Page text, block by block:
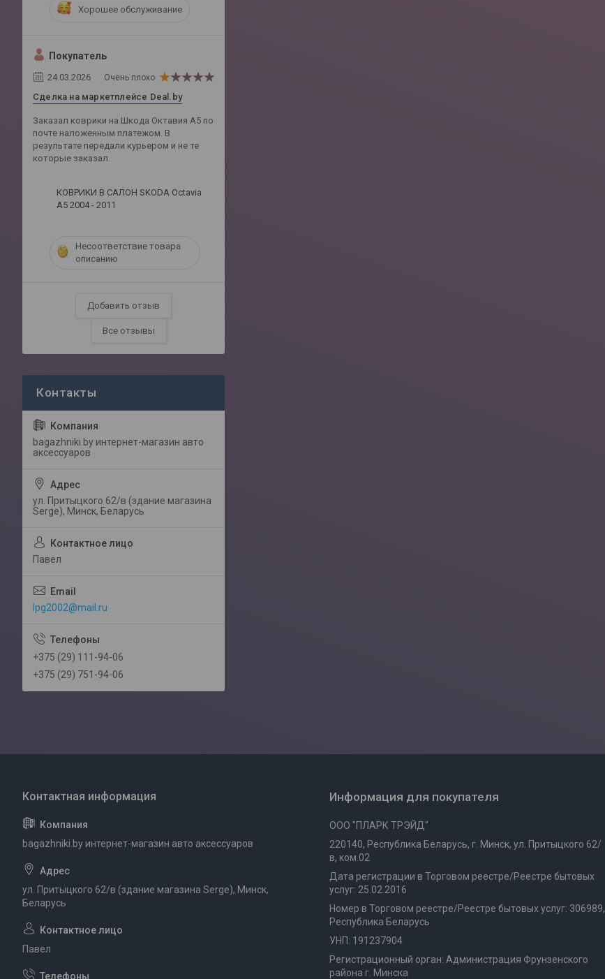
Хорошее обслуживание
Покупатель
24.03.2026 Очень плохо
Сделка на маркетплейсе Deal.by
Заказал коврики на Шкода Октавия А5 по
почте наложенным платежом. В
результате передали курьером и не те
которые заказал.
КОВРИКИ В САЛОН SKODA Octavia
A5 2004 - 2011
Несоответствие товара
описанию
Добавить отзыв
Все отзывы
bagazhniki.by интернет-магазин авто
аксессуаров
ул. Притыцкого 62/в (здание магазина
Serge), Минск, Беларусь
Павел
lpg2002@mail.ru
+375 (29) 111-94-06
+375 (29) 751-94-06
bagazhniki.by интернет-магазин авто аксессуаров
ул. Притыцкого 62/в (здание магазина Serge), Минск,
Беларусь
Павел
Информация для покупателя
ООО "ПЛАРК ТРЭЙД"
220140, Республика Беларусь, г. Минск, ул. Притыцкого 62/
в, ком.02
Дата регистрации в Торговом реестре/Реестре бытовых
услуг: 25.02.2016
Номер в Торговом реестре/Реестре бытовых услуг: 306989,
Республика Беларусь
УНП: 191237904
Регистрационный орган: Администрация Фрунзенского
района г. Минска